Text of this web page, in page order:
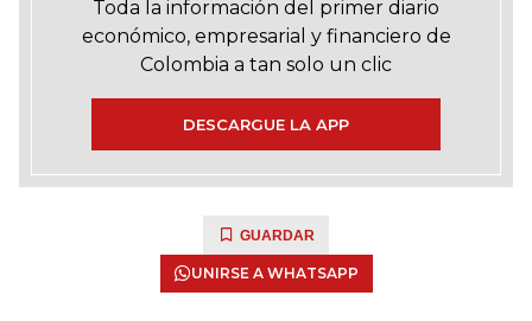
Toda la información del primer diario
económico, empresarial y financiero de
Colombia a tan solo un clic
DESCARGUE LA APP
GUARDAR
UNIRSE A WHATSAPP